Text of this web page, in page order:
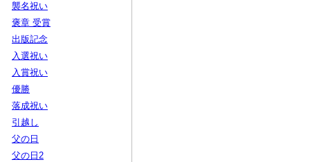
襲名祝い
褒章 受賞
出版記念
入選祝い
入賞祝い
優勝
落成祝い
引越し
父の日
父の日2